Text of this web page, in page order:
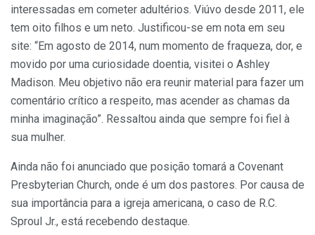
interessadas em cometer adultérios. Viúvo desde 2011, ele
tem oito filhos e um neto. Justificou-se em nota em seu
site: “Em agosto de 2014, num momento de fraqueza, dor, e
movido por uma curiosidade doentia, visitei o Ashley
Madison. Meu objetivo não era reunir material para fazer um
comentário crítico a respeito, mas acender as chamas da
minha imaginação”. Ressaltou ainda que sempre foi fiel à
sua mulher.
Ainda não foi anunciado que posição tomará a Covenant
Presbyterian Church, onde é um dos pastores. Por causa de
sua importância para a igreja americana, o caso de R.C.
Sproul Jr., está recebendo destaque.